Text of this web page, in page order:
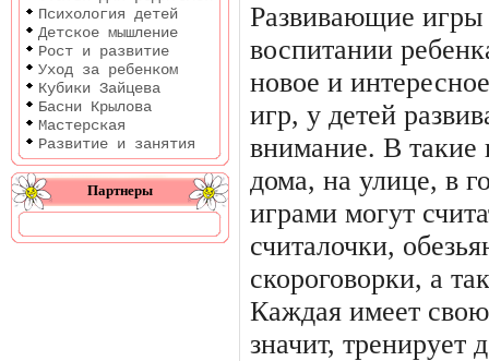
Психология детей
Детское мышление
Рост и развитие
Уход за ребенком
Кубики Зайцева
Басни Крылова
Мастерская
Развитие и занятия
Партнеры
Развивающие
воспитании
новое и
игр, у детей
внимание. В такие
дома, на улице, в
играми могут
считалочки,
скороговорки, а
Каждая имеет
значит, тренирует